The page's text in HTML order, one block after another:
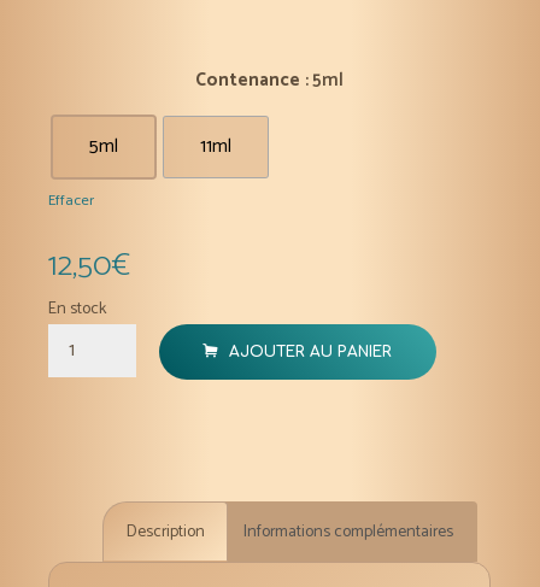
Contenance : 5ml
5ml 11ml
Effacer
12,50€
En stock
quantité
de
essentielle
5-
AJOUTER AU PANIER
Description Informations complémentaires